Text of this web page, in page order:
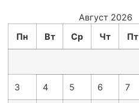
Август 2026
Пн
Вт Ср Чт Пт
3 4 5 6 7